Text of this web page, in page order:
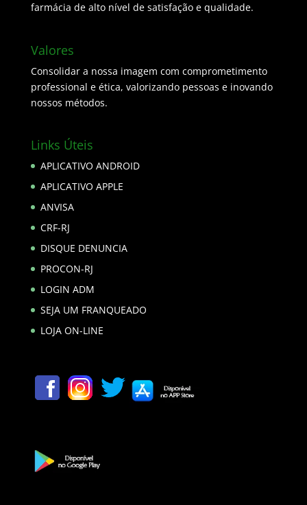
farmácia de alto nível de satisfação e qualidade.
Valores
Consolidar a nossa imagem com comprometimento
professional e ética, valorizando pessoas e inovando
nossos métodos.
Links Úteis
APLICATIVO ANDROID
APLICATIVO APPLE
ANVISA
CRF-RJ
DISQUE DENUNCIA
PROCON-RJ
LOGIN ADM
SEJA UM FRANQUEADO
LOJA ON-LINE